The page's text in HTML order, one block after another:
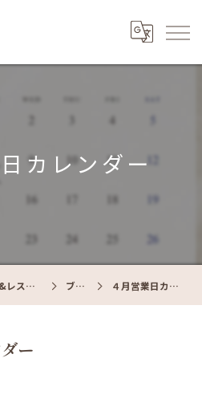
カレンダー
熊野町のランチならカフェ&レストラン Cafe照 ブログ ４月営業日カレンダー
ー